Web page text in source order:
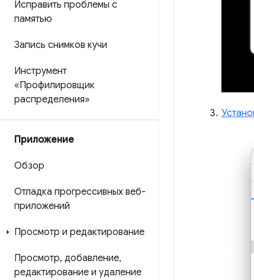
Исправить проблемы с
памятью
Запись снимков кучи
Инструмент
«Профилировщик
распределения»
Приложение
Обзор
Отладка прогрессивных веб-
приложений
Просмотр и редактирование
Просмотр, добавление,
редактирование и удаление